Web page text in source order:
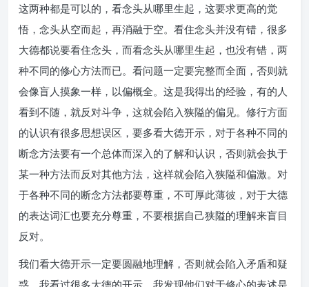
这两种都是可以的，看念头从哪里生起，这要求更高的觉
悟，念头从空而起，再消融于空。看住念头并没有错，很多
大德都说要看住念头，而看念头从哪里生起，也没有错，两
种不同的修心方法而已。看问题一定要完整而全面，否则就
会像盲人摸象一样，以偏概全。这是我得出的经验，有的人
看到不随，就反对斗争，这就会陷入狭隘的偏见。修行方面
的认识有很多思想误区，要多看大德开示，对于各种不同的
断念方法要有一个总体而深入的了解和认识，否则就会执于
某一种方法而反对其他方法，这样就会陷入狭隘和偏激。对
于各种不同的断念方法都要尊重，不可厚此薄彼，对于大德
的表达词汇也要充分尊重，不要根据自己狭隘的理解来盲目
反对。
我们看大德开示一定要圆融地理解，否则就会陷入矛盾和疑
惑，我看过很多大德的开示，我发现他们对于修心的表述是